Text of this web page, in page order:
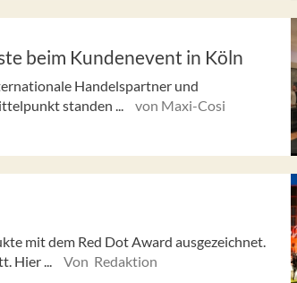
beim Kundenevent in Köln
Handelspartner und
standen ...
von Maxi-Cosi
mit dem Red Dot Award ausgezeichnet.
Hier ...
Von Redaktion